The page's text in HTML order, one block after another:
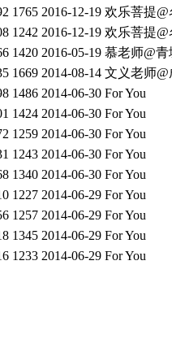
1765 2016-12-19 欢乐菩提
1242 2016-12-19 欢乐菩提
1420 2016-05-19 慕老师@
1669 2014-08-14 文义老师
1486 2014-06-30 For You
1424 2014-06-30 For You
1259 2014-06-30 For You
1243 2014-06-30 For You
1340 2014-06-30 For You
1227 2014-06-29 For You
1257 2014-06-29 For You
1345 2014-06-29 For You
1233 2014-06-29 For You